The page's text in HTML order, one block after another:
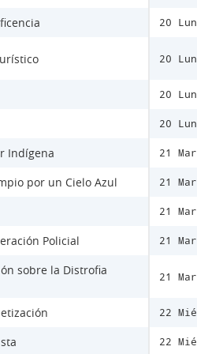
Indígena
por un Cielo Azul
Policial
sobre la Distrofia
20 Lun
20 Lun
20 Lun
20 Lun
21 Mar
21 Mar
21 Mar
21 Mar
21 Mar
22 Mié
22 Mié